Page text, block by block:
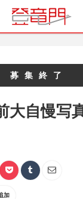
募集終了
大自慢写
加